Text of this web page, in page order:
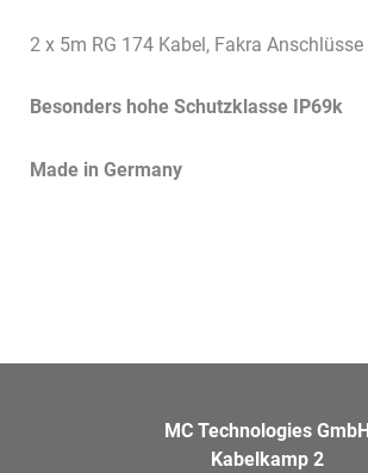
2 x 5m RG 174 Kabel, Fakra Anschlüsse
Besonders hohe Schutzklasse IP69k
Made in Germany
MC Technologies GmbH
Kabelkamp 2